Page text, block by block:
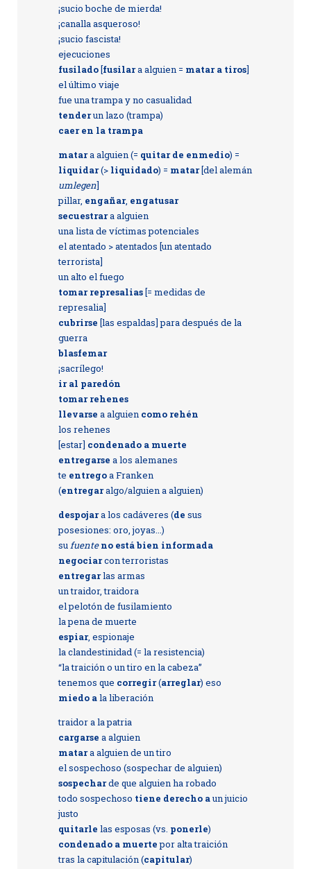
¡sucio boche de mierda!
¡canalla asqueroso!
¡sucio fascista!
ejecuciones
fusilado[fusilara alguien = matar a tiros]
el último viaje
fue una trampa y no casualidad
tenderun lazo (trampa)
caer en la trampa
matara alguien (= quitar de enmedio) =
liquidar(>liquidado) = matar[del alemán
umlegen]
pillar, engañar, engatusar
secuestrara alguien
una lista de víctimas potenciales
el atentado > atentados [un atentado
terrorista]
un alto el fuego
tomar represalias[= medidas de
represalia]
cubrirse [las espaldas] para después de la
guerra
blasfemar
¡sacrílego!
ir al paredón
tomar rehenes
llevarse a alguien como rehén
los rehenes
[estar] condenado a muerte
entregarse a los alemanes
te entregoa Franken
(entregaralgo/alguien a alguien)
despojara los cadáveres (de sus
posesiones: oro, joyas...)
sufuente no está bien informada
negociarcon terroristas
entregarlas armas
un traidor, traidora
el pelotón de fusilamiento
la pena de muerte
espiar, espionaje
la clandestinidad (= la resistencia)
“la traición o un tiro en la cabeza”
tenemos que corregir(arreglar) eso
miedo ala liberación
traidor a la patria
cargarse a alguien
matara alguien de un tiro
el sospechoso (sospechar de alguien)
sospecharde que alguien ha robado
todo sospechoso tiene derecho aun juicio
justo
quitarle las esposas (vs. ponerle)
condenado a muertepor alta traición
tras la capitulación (capitular)